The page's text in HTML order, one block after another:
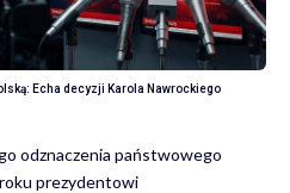
Echa decyzji Karola Nawrockiego
odznaczenia państwowego
prezydentowi